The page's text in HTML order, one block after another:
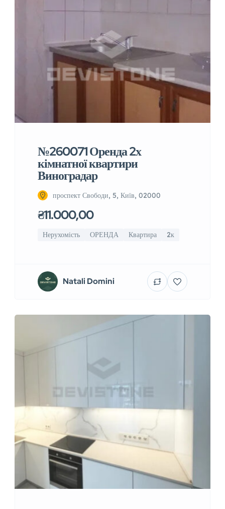
№260071 Оренда 2х
кімнатної квартири
Виноградар
проспект Свободи, 5, Київ, 02000
₴11.000,00
Нерухомість ОРЕНДА Квартира 2к
Natali Domini